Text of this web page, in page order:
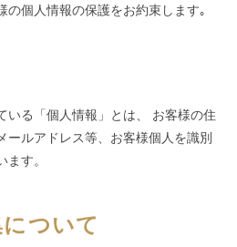
の個人情報の保護をお約束します｡
いる「個人情報」とは、 お客様の住
ールアドレス等、お客様個人を識別
す。
ついて